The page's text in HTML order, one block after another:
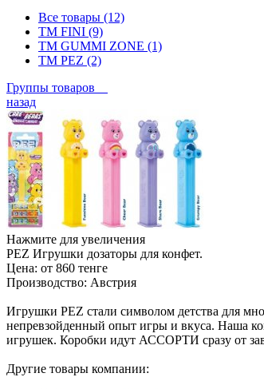
Все товары (12)
ТМ FINI (9)
ТМ GUMMI ZONE (1)
ТМ PEZ (2)
Группы товаров
назад
Нажмите для увеличения
PEZ Игрушки дозаторы для конфет.
Цена: от 860 тенге
Производство: Австрия
Игрушки PEZ стали символом детства для
непревзойденный опыт игры и вкуса. Наша
игрушек. Коробки идут АССОРТИ сразу от
Другие товары компании: